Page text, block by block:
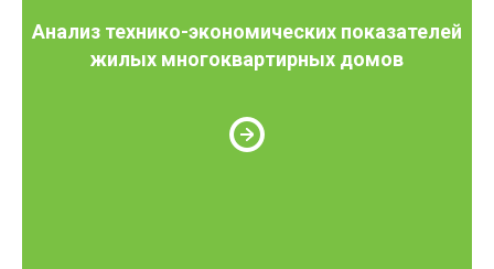
Анализ технико-экономических показателей
жилых многоквартирных домов